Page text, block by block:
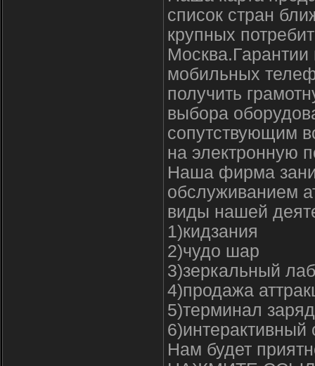
список стран
крупных
мобильных
получить
выбора
сопутствующим
на электронную
Наша фирма
обслуживанием
виды нашей
1)кидзания
2)чудо шар
3)зеркальный
4)продажа
5)терминал
6)интерактивный
Нам будет